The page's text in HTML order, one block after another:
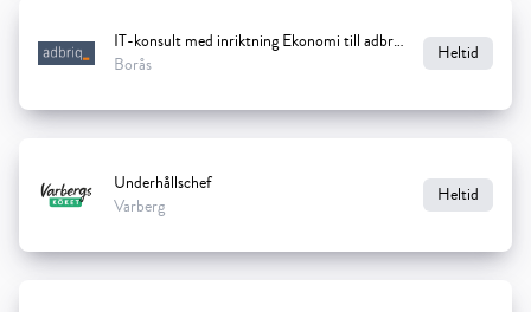
IT-konsult med inriktning Ekonomi till adbriq
Borås
Heltid
Underhållschef
Varberg
Heltid